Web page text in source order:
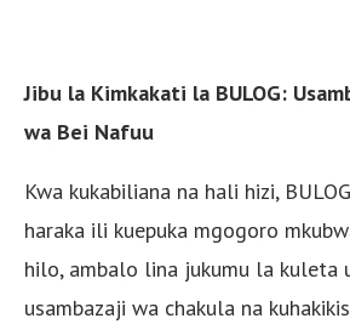
Jibu la Kimkakati la BULOG:
wa Bei Nafuu
Kwa kukabiliana na hali hizi,
haraka ili kuepuka mgogoro
hilo, ambalo lina jukumu la kuleta
usambazaji wa chakula na